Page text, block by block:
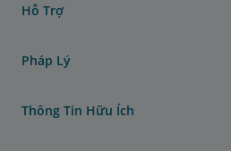
Hỗ Trợ
Pháp Lý
Thông Tin Hữu Ích